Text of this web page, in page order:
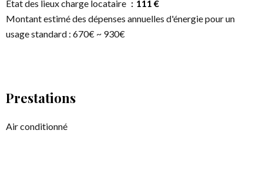
État des lieux charge locataire
111 €
Montant estimé des dépenses annuelles d'énergie pour un
usage standard : 670€ ~ 930€
Prestations
Air conditionné